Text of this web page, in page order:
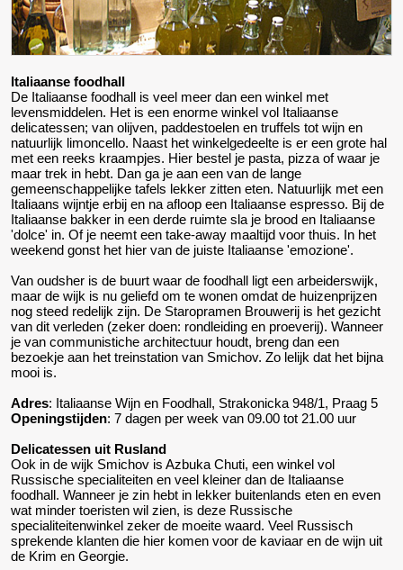
Italiaanse foodhall
De Italiaanse foodhall is veel meer dan een winkel met
levensmiddelen. Het is een enorme winkel vol Italiaanse
delicatessen; van olijven, paddestoelen en truffels tot wijn en
natuurlijk limoncello. Naast het winkelgedeelte is er een grote hal
met een reeks kraampjes. Hier bestel je pasta, pizza of waar je
maar trek in hebt. Dan ga je aan een van de lange
gemeenschappelijke tafels lekker zitten eten. Natuurlijk met een
Italiaans wijntje erbij en na afloop een Italiaanse espresso. Bij de
Italiaanse bakker in een derde ruimte sla je brood en Italiaanse
'dolce' in. Of je neemt een take-away maaltijd voor thuis. In het
weekend gonst het hier van de juiste Italiaanse 'emozione'.
Van oudsher is de buurt waar de foodhall ligt een arbeiderswijk,
maar de wijk is nu geliefd om te wonen omdat de huizenprijzen
nog steed redelijk zijn. De Staropramen Brouwerij is het gezicht
van dit verleden (zeker doen: rondleiding en proeverij). Wanneer
je van communistiche architectuur houdt, breng dan een
bezoekje aan het treinstation van Smichov. Zo lelijk dat het bijna
mooi is.
Adres: Italiaanse Wijn en Foodhall, Strakonicka 948/1, Praag 5
Openingstijden: 7 dagen per week van 09.00 tot 21.00 uur
Delicatessen uit Rusland
Ook in de wijk Smichov is Azbuka Chuti, een winkel vol
Russische specialiteiten en veel kleiner dan de Italiaanse
foodhall. Wanneer je zin hebt in lekker buitenlands eten en even
wat minder toeristen wil zien, is deze Russische
specialiteitenwinkel zeker de moeite waard. Veel Russisch
sprekende klanten die hier komen voor de kaviaar en de wijn uit
de Krim en Georgie.